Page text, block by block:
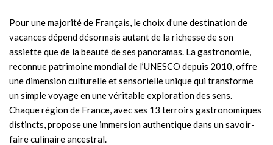
Pour une majorité de Français, le choix d’une destination de
vacances dépend désormais autant de la richesse de son
assiette que de la beauté de ses panoramas. La gastronomie,
reconnue patrimoine mondial de l’UNESCO depuis 2010, offre
une dimension culturelle et sensorielle unique qui transforme
un simple voyage en une véritable exploration des sens.
Chaque région de France, avec ses 13 terroirs gastronomiques
distincts, propose une immersion authentique dans un savoir-
faire culinaire ancestral.